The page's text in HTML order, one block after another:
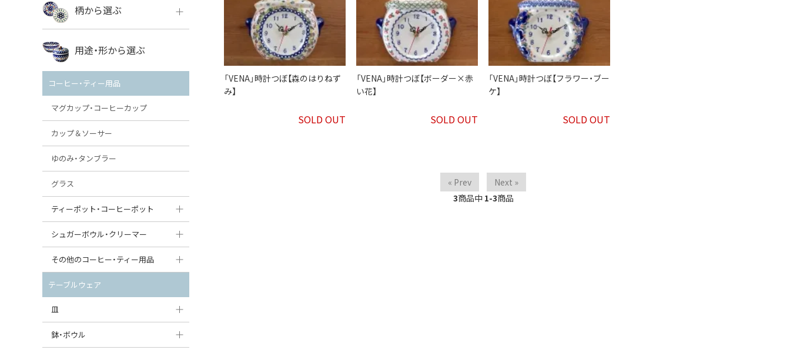
「VENA」時計つぼ【森のはりねず
み】
SOLD OUT
「VENA」時計つぼ【ボーダー×赤
い花】
SOLD OUT
「VENA」時計つぼ【フラワー・ブー
ケ】
SOLD OUT
« Prev
Next »
3商品中 1-3商品
VENA
ミレナ
柄から選ぶ
ボレス
用途・形から選ぶ
コーヒー・ティー用品
マグカップ・コーヒーカップ
カップ＆ソーサー
ゆのみ・タンブラー
グラス
ティーポット・コーヒーポット
ティーポット
コーヒーポット
シュガーボウル・クリーマー
シュガーボウル
クリーマー
その他のコーヒー・ティー用品
ポットウォーマー
ピッチャー
コーヒードリッパー
テーブルウェア
皿
大皿（24cm〜）
鉢・ボウル